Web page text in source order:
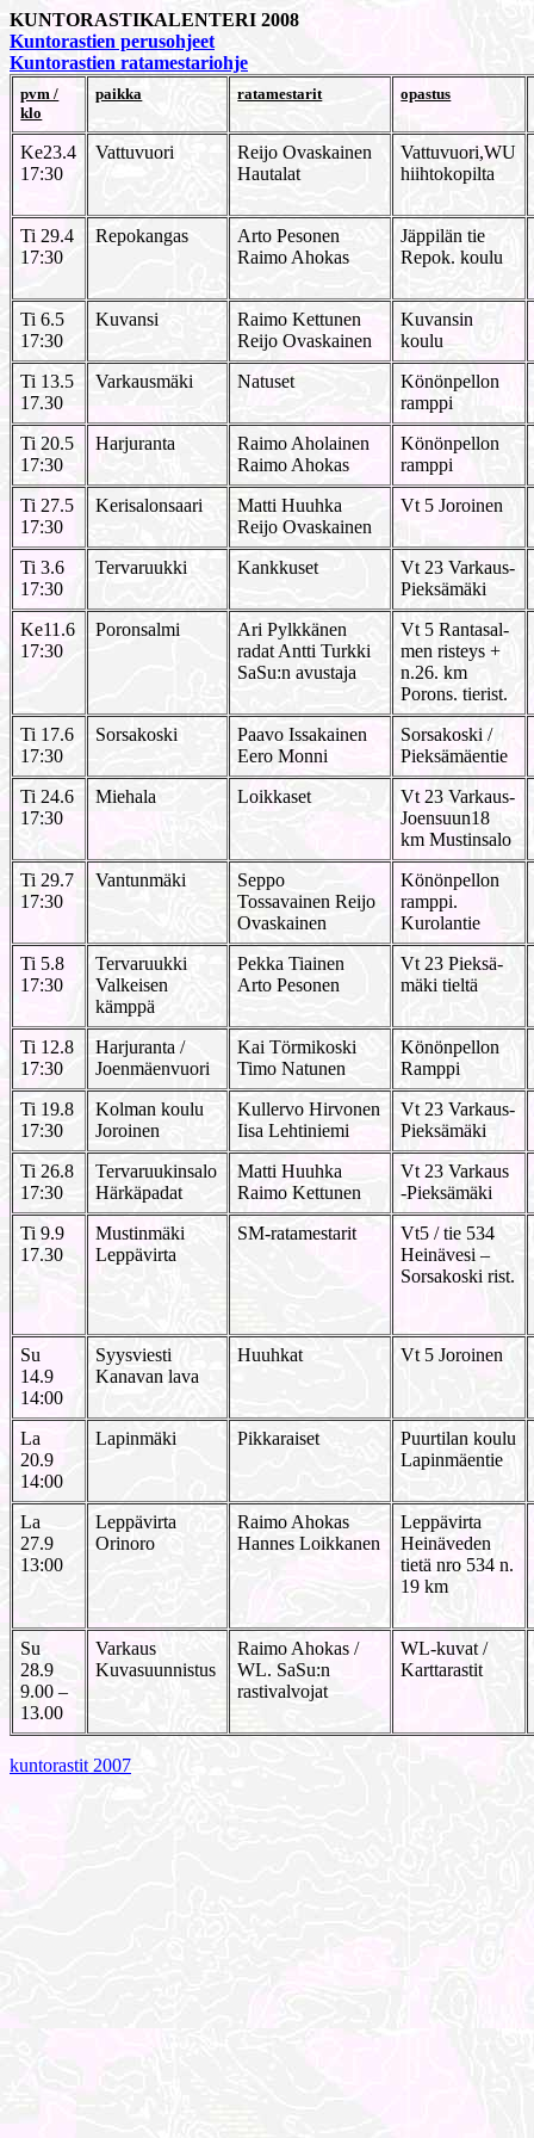
KUNTORASTIKALENTERI 2008
Kuntorastien perusohjeet
Kuntorastien ratamestariohje
pvm /
klo
paikka ratamestarit opastus
Ke23.4
17:30
Vattuvuori
Reijo Ovaskainen
Hautalat
Vattuvuori,WU
hiihtokopilta
Ti 29.4
17:30
Repokangas
Arto Pesonen
Raimo Ahokas
Jäppilän tie
Repok. koulu
Ti 6.5
17:30
Kuvansi
Raimo Kettunen
Reijo Ovaskainen
Kuvansin
koulu
Ti 13.5
17.30
Varkausmäki Natuset
Könönpellon
ramppi
Ti 20.5
17:30
Harjuranta
Raimo Aholainen
Raimo Ahokas
Könönpellon
ramppi
Ti 27.5
17:30
Kerisalonsaari
Matti Huuhka
Reijo Ovaskainen
Vt 5 Joroinen
Ti 3.6
17:30
Tervaruukki Kankkuset
Vt 23 Varkaus-
Pieksämäki
Ke11.6
17:30
Poronsalmi
Ari Pylkkänen
radat Antti Turkki
SaSu:n avustaja
Vt 5 Rantasal-
men risteys +
n.26. km
Porons. tierist.
Ti 17.6
17:30
Sorsakoski
Paavo Issakainen
Eero Monni
Sorsakoski /
Pieksämäentie
Ti 24.6
17:30
Miehala Loikkaset
Vt 23 Varkaus-
Joensuun18
km Mustinsalo
Ti 29.7
17:30
Vantunmäki
Seppo
Tossavainen Reijo
Ovaskainen
Könönpellon
ramppi.
Kurolantie
Ti 5.8
17:30
Tervaruukki
Valkeisen
kämppä
Pekka Tiainen
Arto Pesonen
Vt 23 Pieksä-
mäki tieltä
Ti 12.8
17:30
Harjuranta /
Joenmäenvuori
Kai Törmikoski
Timo Natunen
Könönpellon
Ramppi
Ti 19.8
17:30
Kolman koulu
Joroinen
Kullervo Hirvonen
Iisa Lehtiniemi
Vt 23 Varkaus-
Pieksämäki
Ti 26.8
17:30
Tervaruukinsalo
Härkäpadat
Matti Huuhka
Raimo Kettunen
Vt 23 Varkaus
-Pieksämäki
Ti 9.9
17.30
Mustinmäki
Leppävirta
SM-ratamestarit
Vt5 / tie 534
Heinävesi –
Sorsakoski rist.
Su
14.9
14:00
Syysviesti
Kanavan lava
Huuhkat Vt 5 Joroinen
La
20.9
14:00
Lapinmäki Pikkaraiset
Puurtilan koulu
Lapinmäentie
La
27.9
13:00
Leppävirta
Orinoro
Raimo Ahokas
Hannes Loikkanen
Leppävirta
Heinäveden
tietä nro 534 n.
19 km
Su
28.9
9.00 –
13.00
Varkaus
Kuvasuunnistus
Raimo Ahokas /
WL. SaSu:n
rastivalvojat
WL-kuvat /
Karttarastit
kuntorastit 2007